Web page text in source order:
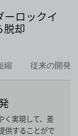
ロックイ
脱却
縮 従来の開発
く実現して、差
供することがで